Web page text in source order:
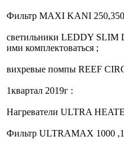
Фильтр MAXI KANI
светильники LEDDY SLIM
ими комплектоваться ;
вихревые помпы REEF
1квартал 2019г :
Нагреватели ULTRA
Фильтр ULTRAMAX 1000